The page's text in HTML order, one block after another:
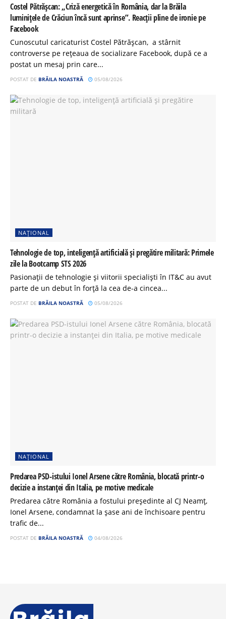
Costel Pătrășcan: „Criză energetică în România, dar la Brăila
luminițele de Crăciun încă sunt aprinse”. Reacții pline de ironie pe
Facebook
Cunoscutul caricaturist Costel Pătrășcan, a stârnit
controverse pe rețeaua de socializare Facebook, după ce a
postat un mesaj prin care...
POSTAT DE BRĂILA NOASTRĂ 05/08/2026
NAȚIONAL
Tehnologie de top, inteligență artificială și pregătire militară: Primele
zile la Bootcamp STS 2026
Pasionații de tehnologie și viitorii specialiști în IT&C au avut
parte de un debut în forță la cea de-a cincea...
POSTAT DE BRĂILA NOASTRĂ 05/08/2026
NAȚIONAL
Predarea PSD-istului Ionel Arsene către România, blocată printr-o
decizie a instanței din Italia, pe motive medicale
Predarea către România a fostului președinte al CJ Neamț,
Ionel Arsene, condamnat la șase ani de închisoare pentru
trafic de...
POSTAT DE BRĂILA NOASTRĂ 04/08/2026